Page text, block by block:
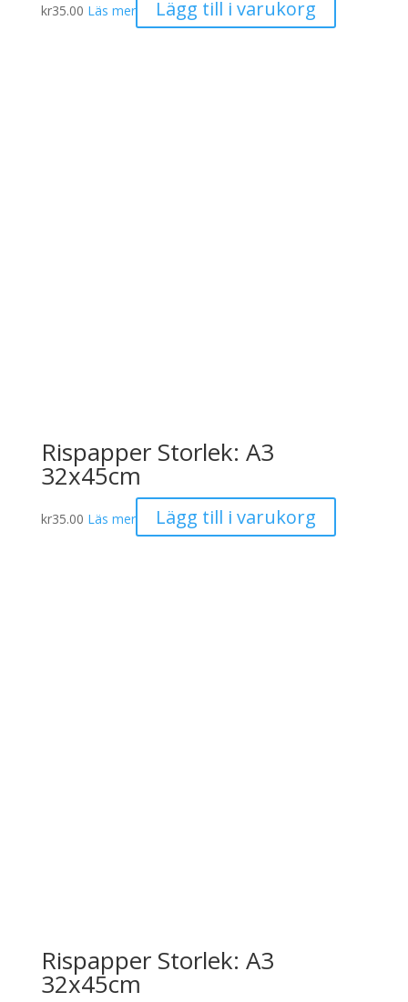
kr35.00 Läs mer Lägg till i varukorg
Rispapper Storlek: A3
32x45cm
kr35.00 Läs mer Lägg till i varukorg
Rispapper Storlek: A3
32x45cm